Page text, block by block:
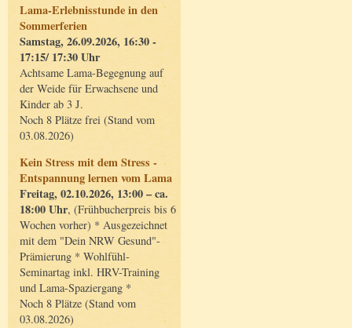
Lama-Erlebnisstunde in den
Sommerferien
Samstag, 26.09.2026, 16:30 -
17:15/ 17:30 Uhr
Achtsame Lama-Begegnung auf
der Weide für Erwachsene und
Kinder ab 3 J.
Noch 8 Plätze frei (Stand vom
03.08.2026)
Kein Stress mit dem Stress -
Entspannung lernen vom Lama
Freitag, 02.10.2026, 13:00 – ca.
18:00 Uhr, (Frühbucherpreis bis 6
Wochen vorher) * Ausgezeichnet
mit dem "Dein NRW Gesund"-
Prämierung * Wohlfühl-
Seminartag inkl. HRV-Training
und Lama-Spaziergang *
Noch 8 Plätze (Stand vom
03.08.2026)